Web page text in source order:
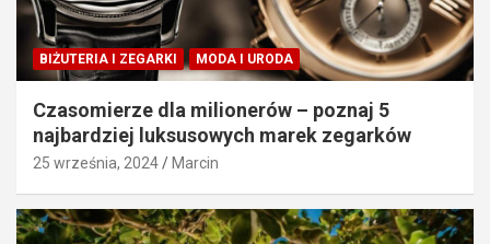
BIŻUTERIA I ZEGARKI MODA I URODA
Czasomierze dla milionerów – poznaj 5
najbardziej luksusowych marek zegarków
25 września, 2024 Marcin